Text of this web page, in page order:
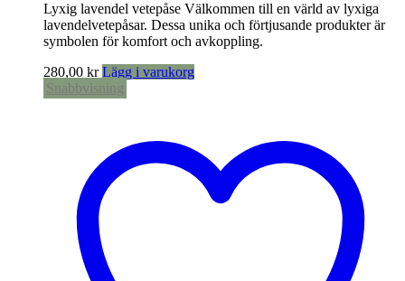
Lyxig lavendel vetepåse Välkommen till en värld av lyxiga
lavendelvetepåsar. Dessa unika och förtjusande produkter är
symbolen för komfort och avkoppling.
280,00 kr Lägg i varukorg
Snabbvisning